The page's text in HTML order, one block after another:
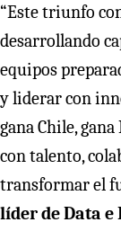
“Este triunfo
desarrollando
equipos
y liderar con
gana Chile,
con talento,
transformar el
líder de Data e